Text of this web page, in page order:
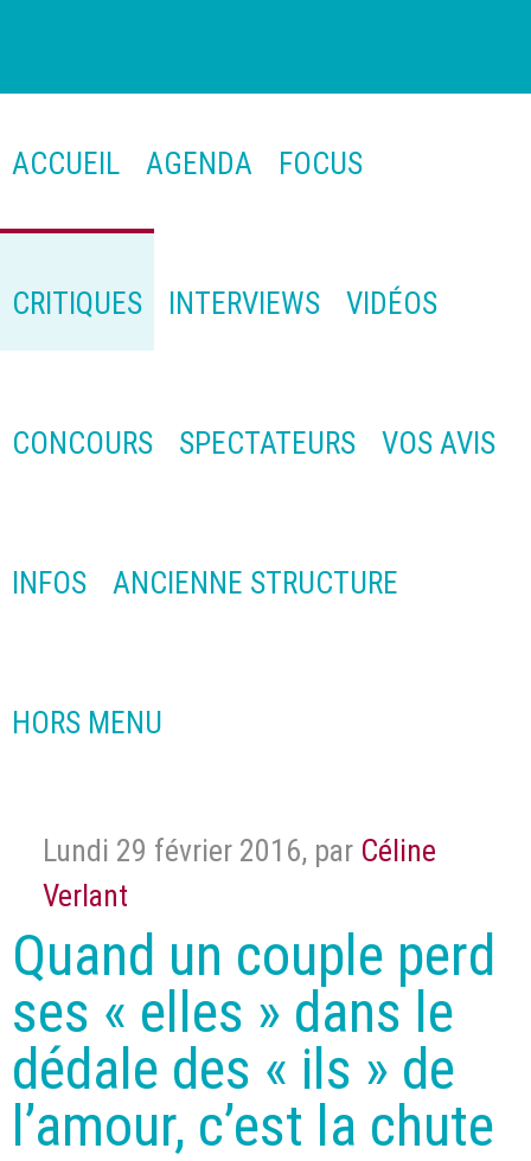
ACCUEIL AGENDA FOCUS
CRITIQUES INTERVIEWS VIDÉOS
CONCOURS SPECTATEURS VOS AVIS
INFOS ANCIENNE STRUCTURE
HORS MENU
Lundi 29 février 2016, par Céline
Verlant
Quand un couple perd
ses « elles » dans le
dédale des « ils » de
l’amour, c’est la chute